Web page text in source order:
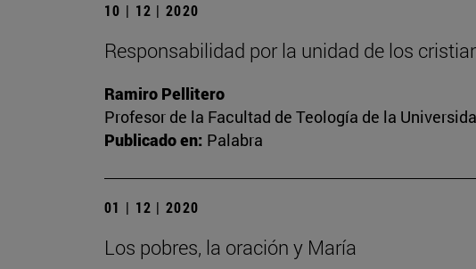
10 | 12 | 2020
Responsabilidad por la unidad de los
Ramiro Pellitero
Profesor de la Facultad de Teología de la
Publicado en: Palabra
01 | 12 | 2020
Los pobres, la oración y María